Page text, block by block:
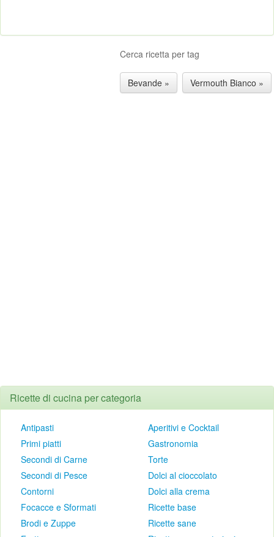
Cerca ricetta per tag
Bevande » Vermouth Bianco »
Ricette di cucina per categoria
Antipasti
Primi piatti
Secondi di Carne
Secondi di Pesce
Contorni
Focacce e Sformati
Brodi e Zuppe
Aperitivi e Cocktail
Gastronomia
Torte
Dolci al cioccolato
Dolci alla crema
Ricette base
Ricette sane